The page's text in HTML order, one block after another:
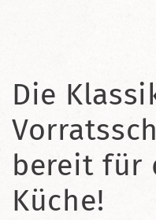
Die
bereit für
Küche!